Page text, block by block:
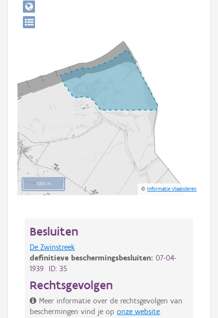
Hergebruik
1000 m
©Informatie Vlaanderen
Besluiten
De Zwinstreek
definitieve beschermingsbesluiten: 07-04-
1939 ID: 35
Rechtsgevolgen
Meer informatie over de rechtsgevolgen van
beschermingen vind je op onze website